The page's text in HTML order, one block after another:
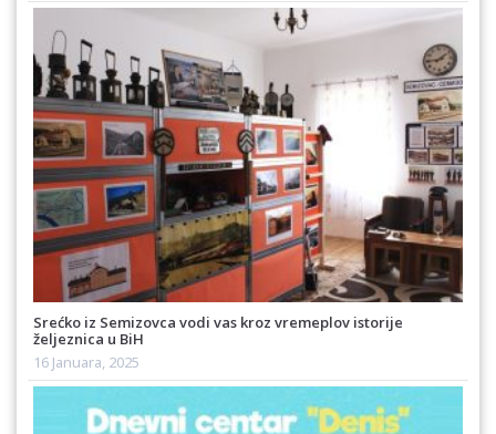
Srećko iz Semizovca vodi vas kroz vremeplov istorije
željeznica u BiH
16 Januara, 2025